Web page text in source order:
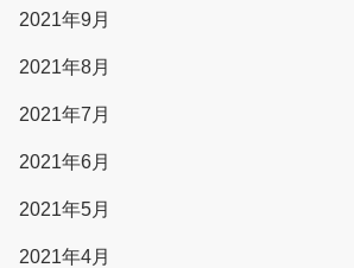
2021年9月
2021年8月
2021年7月
2021年6月
2021年5月
2021年4月